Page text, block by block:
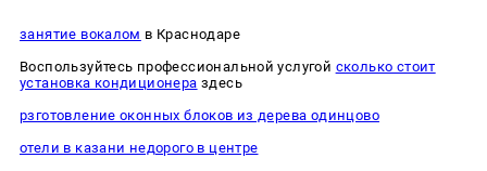
занятие вокалом в Краснодаре
Воспользуйтесь профессиональной услугой сколько стоит
установка кондиционера здесь
рзготовление оконных блоков из дерева одинцово
отели в казани недорого в центре